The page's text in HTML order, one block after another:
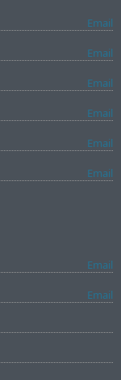
Email
Email
Email
Email
Email
Email
Email
Email